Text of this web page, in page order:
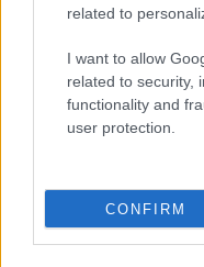
related to
I want to allow
related to security,
functionality and
user protection.
CONFIRM
Mától
három
Szólj hozzá!